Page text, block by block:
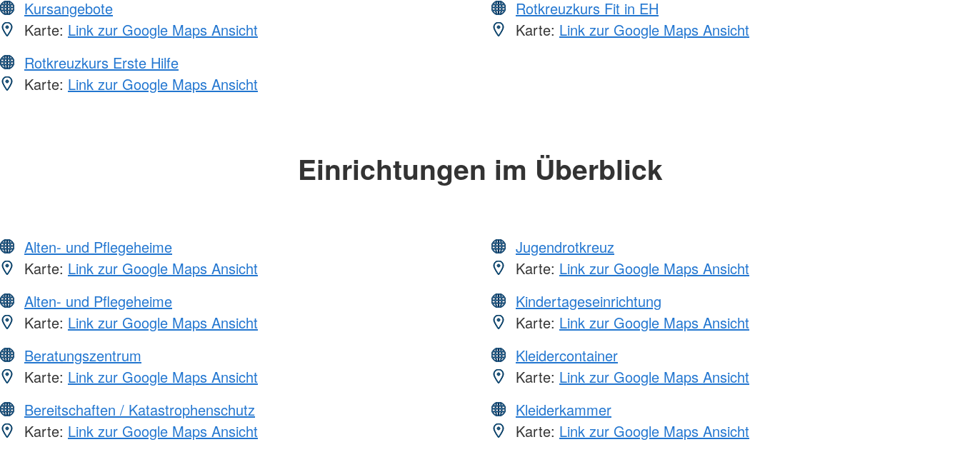
Kursangebote
Karte: Link zur Google Maps Ansicht
Rotkreuzkurs Erste Hilfe
Karte: Link zur Google Maps Ansicht
Rotkreuzkurs Fit in EH
Karte: Link zur Google Maps Ansicht
Einrichtungen im Überblick
Alten- und Pflegeheime
Karte: Link zur Google Maps Ansicht
Alten- und Pflegeheime
Karte: Link zur Google Maps Ansicht
Beratungszentrum
Karte: Link zur Google Maps Ansicht
Bereitschaften / Katastrophenschutz
Karte: Link zur Google Maps Ansicht
Jugendrotkreuz
Karte: Link zur Google Maps Ansicht
Kindertageseinrichtung
Karte: Link zur Google Maps Ansicht
Kleidercontainer
Karte: Link zur Google Maps Ansicht
Kleiderkammer
Karte: Link zur Google Maps Ansicht